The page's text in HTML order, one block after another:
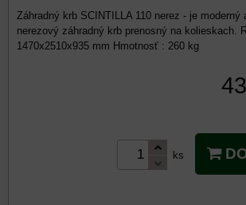
Záhradný krb SCINTILLA 110 nerez - je moderný
nerezový záhradný krb prenosný na kolieskach.
1470x2510x935 mm Hmotnosť : 260 kg
ks